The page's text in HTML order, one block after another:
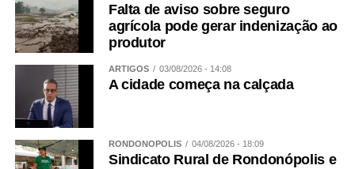
Falta de aviso sobre seguro
agrícola pode gerar indenização ao
produtor
ARTIGOS 03/08/2026 - 14:08
A cidade começa na calçada
RONDONÓPOLIS 04/08/2026 - 18:09
Sindicato Rural de Rondonópolis e